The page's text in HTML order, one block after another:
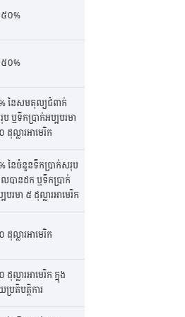
០%
០%
នៃសមតុល្យជំពាក់
ឬទឹកប្រាក់អប្បបរមា
ដុល្លារអាមេរិក
នៃចំនួនទឹកប្រាក់សរុប
បានដក ឬទឹកប្រាក់
បរមា ៥ ដុល្លារអាមេរិក
ដុល្លារអាមេរិក
ដុល្លារអាមេរិក ក្នុង
រតិបត្តិការ